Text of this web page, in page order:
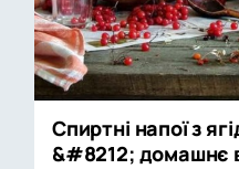
Спиртні напої з
&#8212; домашнє